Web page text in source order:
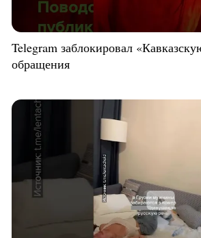
Telegram заблокировал
обращения